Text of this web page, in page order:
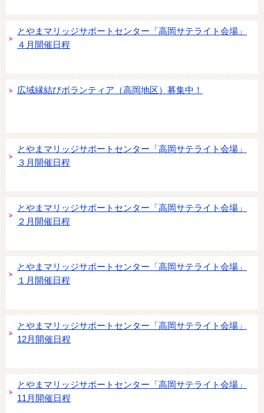
とやまマリッジサポートセンター「高岡サテライト会場」
４月開催日程
広域縁結びボランティア（高岡地区）募集中！
とやまマリッジサポートセンター「高岡サテライト会場」
３月開催日程
とやまマリッジサポートセンター「高岡サテライト会場」
２月開催日程
とやまマリッジサポートセンター「高岡サテライト会場」
１月開催日程
とやまマリッジサポートセンター「高岡サテライト会場」
12月開催日程
とやまマリッジサポートセンター「高岡サテライト会場」
11月開催日程